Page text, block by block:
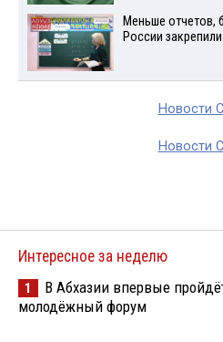
Меньше отчетов,
России
Новости
Новости
Интересное за неделю
1
В Абхазии впервые
молодёжный форум